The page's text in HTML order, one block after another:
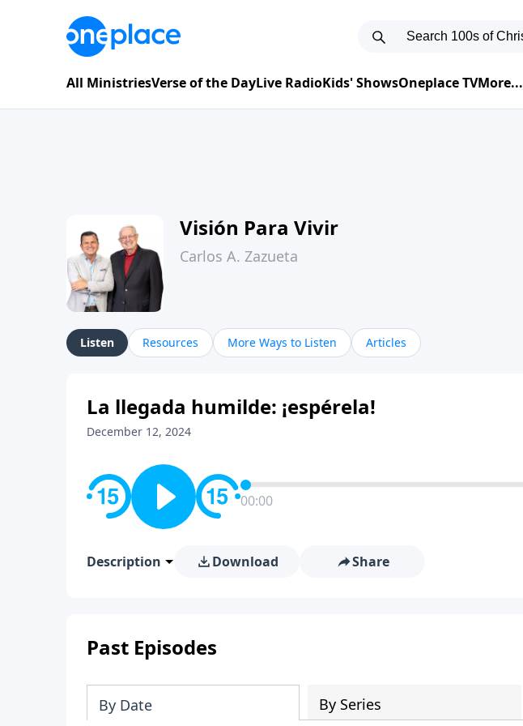
All MinistriesVerse of the DayLive RadioKids' ShowsOneplace TVMore...
Visión Para Vivir
Carlos A. Zazueta
Listen Resources More Ways to Listen Articles
La llegada humilde: ¡espérela!
December 12, 2024
00:00
Description Download Share
Past Episodes
By Date By Series